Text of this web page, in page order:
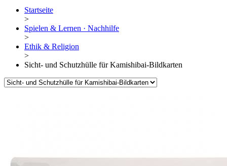
Startseite
>
Spielen & Lernen · Nachhilfe
>
Ethik & Religion
>
Sicht- und Schutzhülle für Kamishibai-Bildkarten